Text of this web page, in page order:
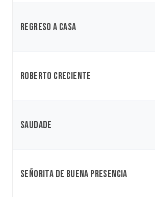
Regreso a casa
Roberto Creciente
Saudade
Señorita de buena presencia